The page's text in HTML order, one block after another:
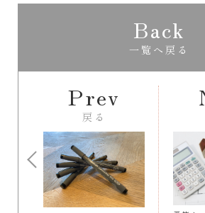
Prev
戻る
Back
一覧へ戻る